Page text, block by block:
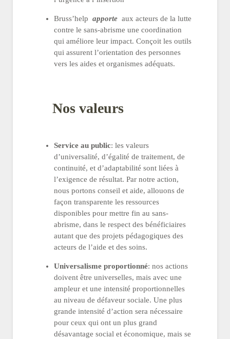
Bruss’help apporte aux acteurs de la lutte
contre le sans-abrisme une coordination
qui améliore leur impact. Conçoit les outils
qui assurent l’orientation des personnes
vers les aides et organismes adéquats.
Nos valeurs
Service au public: les valeurs
d’universalité, d’égalité de traitement, de
continuité, et d’adaptabilité sont liées à
l’exigence de résultat. Par notre action,
nous portons conseil et aide, allouons de
façon transparente les ressources
disponibles pour mettre fin au sans-
abrisme, dans le respect des bénéficiaires
autant que des projets pédagogiques des
acteurs de l’aide et des soins.
Universalisme proportionné: nos actions
doivent être universelles, mais avec une
ampleur et une intensité proportionnelles
au niveau de défaveur sociale. Une plus
grande intensité d’action sera nécessaire
pour ceux qui ont un plus grand
désavantage social et économique, mais se